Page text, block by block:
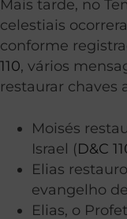
Mais tarde, no
celestiais
conforme
110, vários
restaurar chaves
Moisés
Israel (D&C
Elias
evangelho
Elias, o